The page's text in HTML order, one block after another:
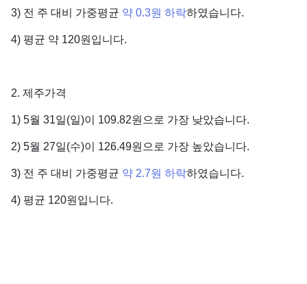
3) 전 주 대비 가중평균 약 0.3원 하락하였습니다.
4) 평균 약 120원입니다.
2. 제주가격
1) 5월 31일(일)이 109.82원으로 가장 낮았습니다.
2) 5월 27일(수)이 126.49원으로 가장 높았습니다.
3) 전 주 대비 가중평균 약 2.7원 하락하였습니다.
4) 평균 120원입니다.